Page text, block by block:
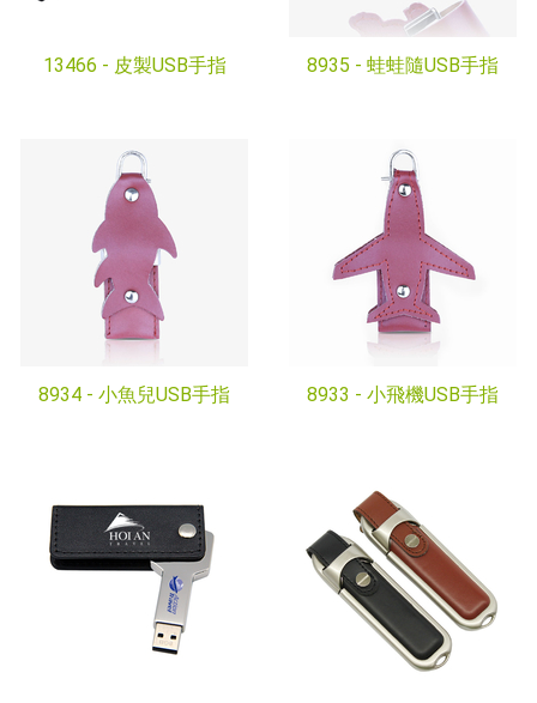
13466 - 皮製USB手指 8935 - 蛙蛙隨USB手指
8934 - 小魚兒USB手指 8933 - 小飛機USB手指